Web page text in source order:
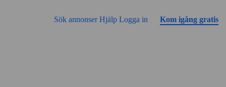
Sök annonserHjälp Logga in Kom igång gratis